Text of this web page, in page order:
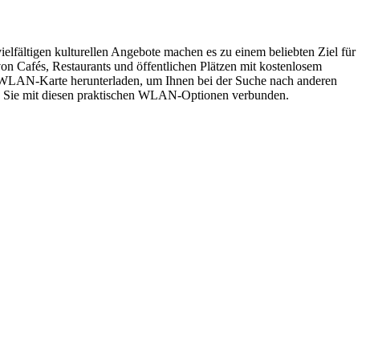
kulturellen Angebote machen es zu einem beliebten Ziel für
Cafés, Restaurants und öffentlichen Plätzen mit kostenlosem
Karte herunterladen, um Ihnen bei der Suche nach anderen
mit diesen praktischen WLAN-Optionen verbunden.